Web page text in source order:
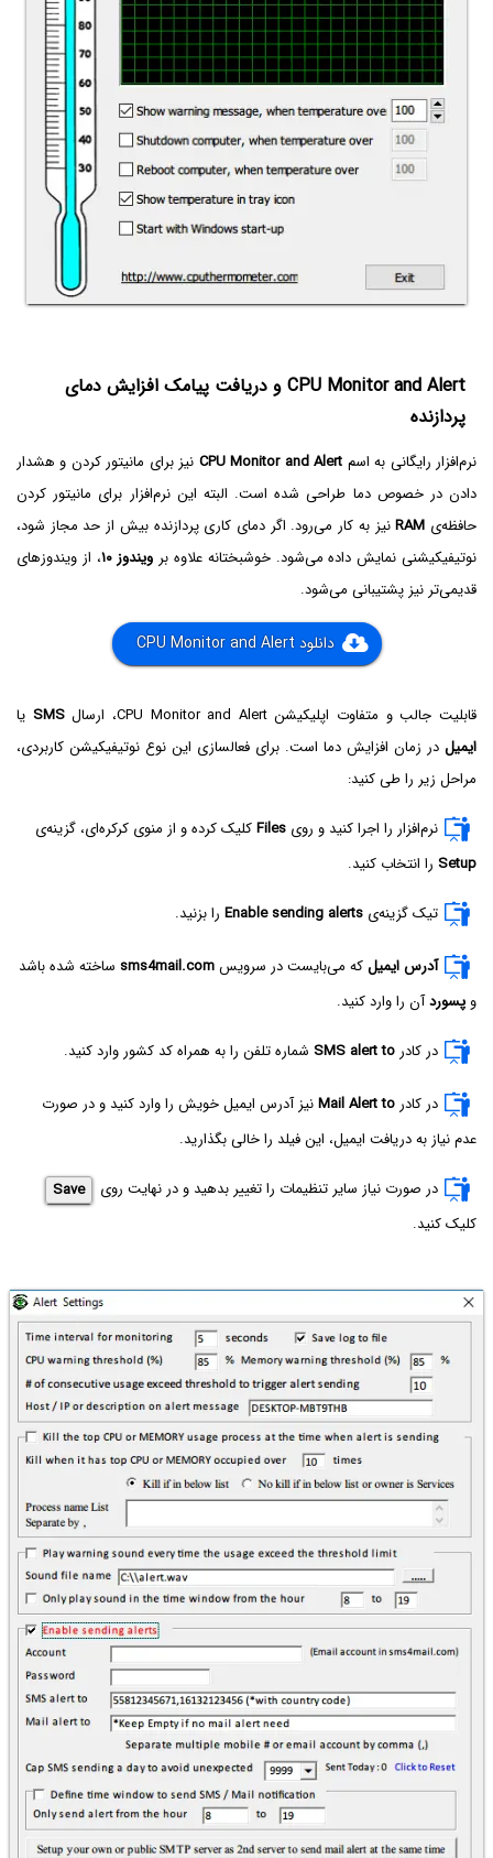
CPU Monitor and Alert و دریافت پیامک افزایش دمای
پردازنده
نرم‌افزار رایگانی به اسم CPU Monitor and Alert نیز برای مانیتور کردن و هشدار
دادن در خصوص دما طراحی شده است. البته این نرم‌افزار برای مانیتور کردن
حافظه‌ی RAMنیز به کار می‌رود. اگر دمای کاری پردازنده بیش از حد مجاز شود،
نوتیفیکیشنی نمایش داده می‌شود. خوشبختانه علاوه بر ویندوز ۱۰ ، از ویندوزهای
قدیمی‌تر نیز پشتیبانی می‌شود.
دانلود CPU Monitor and Alert
قابلیت جالب و متفاوت اپلیکیشن CPU Monitor and Alert، ارسال SMS یا
ایمیل در زمان افزایش دما است. برای فعالسازی این نوع نوتیفیکیشن کاربردی،
مراحل زیر را طی کنید:
نرم‌افزار را اجرا کنید و روی Filesکلیک کرده و از منوی کرکره‌ای، گزینه‌ی
Setup را انتخاب کنید.
تیک گزینه‌ی Enable sending alerts را بزنید.
آدرس ایمیلکه می‌بایست در سرویسsms4mail.com ساخته شده باشد
وپسوردآن را وارد کنید.
در کادرSMS alert to شماره تلفن را به همراه کد کشور وارد کنید.
در کادرMail Alert toنیز آدرس ایمیل خویش را وارد کنید و در صورت
عدم نیاز به دریافت ایمیل، این فیلد را خالی بگذارید.
در صورت نیاز سایر تنظیمات را تغییر بدهید و در نهایت روی
Save
کلیک کنید.